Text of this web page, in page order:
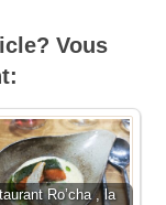
Vous
Ro’cha , la